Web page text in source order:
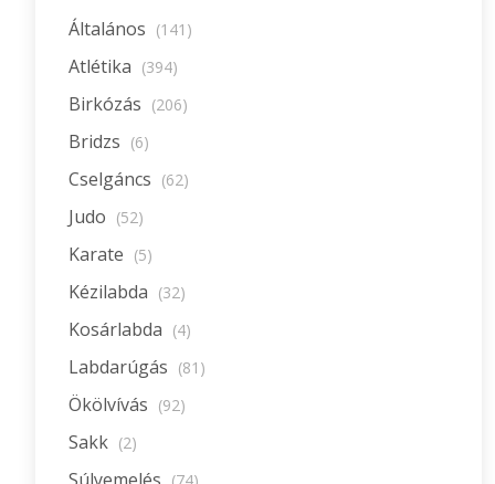
Általános (141)
Atlétika (394)
Birkózás (206)
Bridzs (6)
Cselgáncs (62)
Judo (52)
Karate (5)
Kézilabda (32)
Kosárlabda (4)
Labdarúgás (81)
Ökölvívás (92)
Sakk (2)